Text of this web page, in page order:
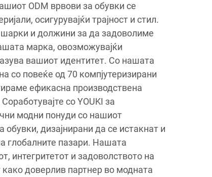
ODM врвови за обувки се
осигурувајќи трајност и стил.
и должини за да задоволиме
марка, овозможувајќи
вашиот идентитет. Со нашата
со повеќе од 70 компјутеризирани
ефикасна производствена
со YOUKI за
модни понуди со нашиот
обувки, дизајнирани да се истакнат и
глобалните пазари. Нашата
интегритетот и задоволството на
доверлив партнер во модната